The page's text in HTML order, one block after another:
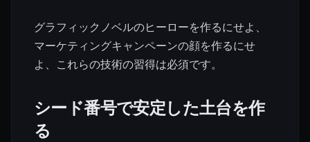
グラフィックノベルのヒーローを作るにせよ、
マーケティングキャンペーンの顔を作るにせ
よ、これらの技術の習得は必須です。
シード番号で安定した土台を作
る